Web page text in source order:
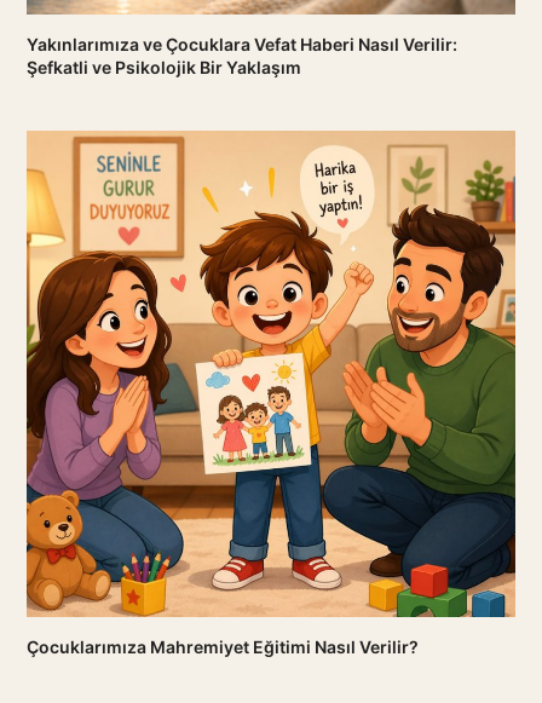
Yakınlarımıza ve Çocuklara Vefat Haberi Nasıl Verilir:
Şefkatli ve Psikolojik Bir Yaklaşım
Çocuklarımıza Mahremiyet Eğitimi Nasıl Verilir?